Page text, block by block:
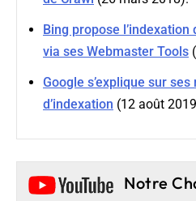
Bing propose
via ses Webmaster Tools
Google s’explique sur
d’indexation (12 août
Notre